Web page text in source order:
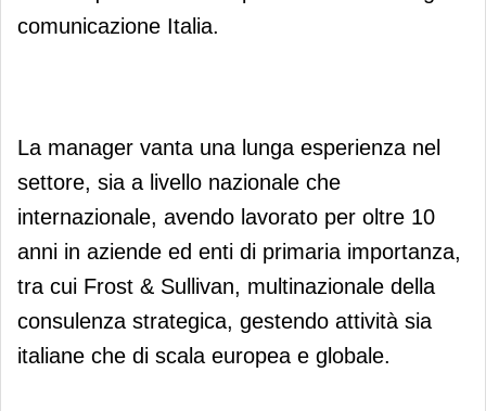
comunicazione Italia.
La manager vanta una lunga esperienza nel
settore, sia a livello nazionale che
internazionale, avendo lavorato per oltre 10
anni in aziende ed enti di primaria importanza,
tra cui Frost & Sullivan, multinazionale della
consulenza strategica, gestendo attività sia
italiane che di scala europea e globale.